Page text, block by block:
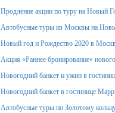
Продление акции по туру на Новый
Автобусные туры из Москвы на
Новый год и Рождество 2020 в
Акция «Раннее бронирование»
Новогодний банкет и ужин в
Новогодний банкет в гостинице
Автобусные туры по Золотому